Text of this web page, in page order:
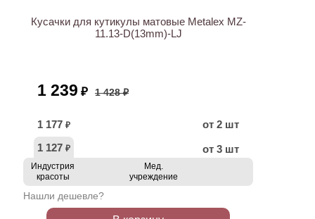
Кусачки для кутикулы матовые Metalex MZ-
11.13-D(13mm)-LJ
1 239 ₽ 1 428 ₽
1 177 ₽
от 2 шт
1 127 ₽ от 3 шт
Индустрия
красоты
Мед.
учреждение
Нашли дешевле?